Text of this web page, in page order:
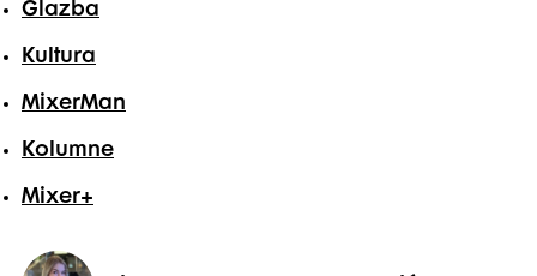
Glazba
Kultura
MixerMan
Kolumne
Mixer+